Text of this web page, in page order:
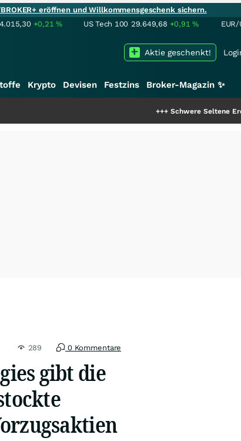
eröffnen und Willkommensgeschenk sichern.
+0,21% US Tech 100 29.649,68 +0,91% EUR/
Aktie geschenkt!
Krypto Devisen Festzins Broker-Magazin ✨
Schwere Seltene Erden:
289 0 Kommentare
gibt die